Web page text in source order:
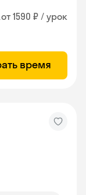
от 1590 ₽ / урок
время